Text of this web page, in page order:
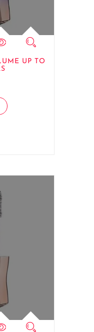
UP TO